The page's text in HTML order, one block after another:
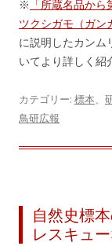
※ 「所蔵名品か
ツクシガモ（ガン
に説明したカンム
いてより詳しく紹
カテゴリー: 標本、
鳥研広報
自然史標
レスキュ